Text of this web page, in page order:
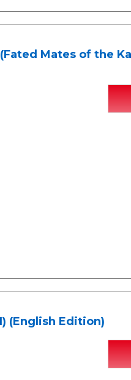
Mates of the
(English Edition)